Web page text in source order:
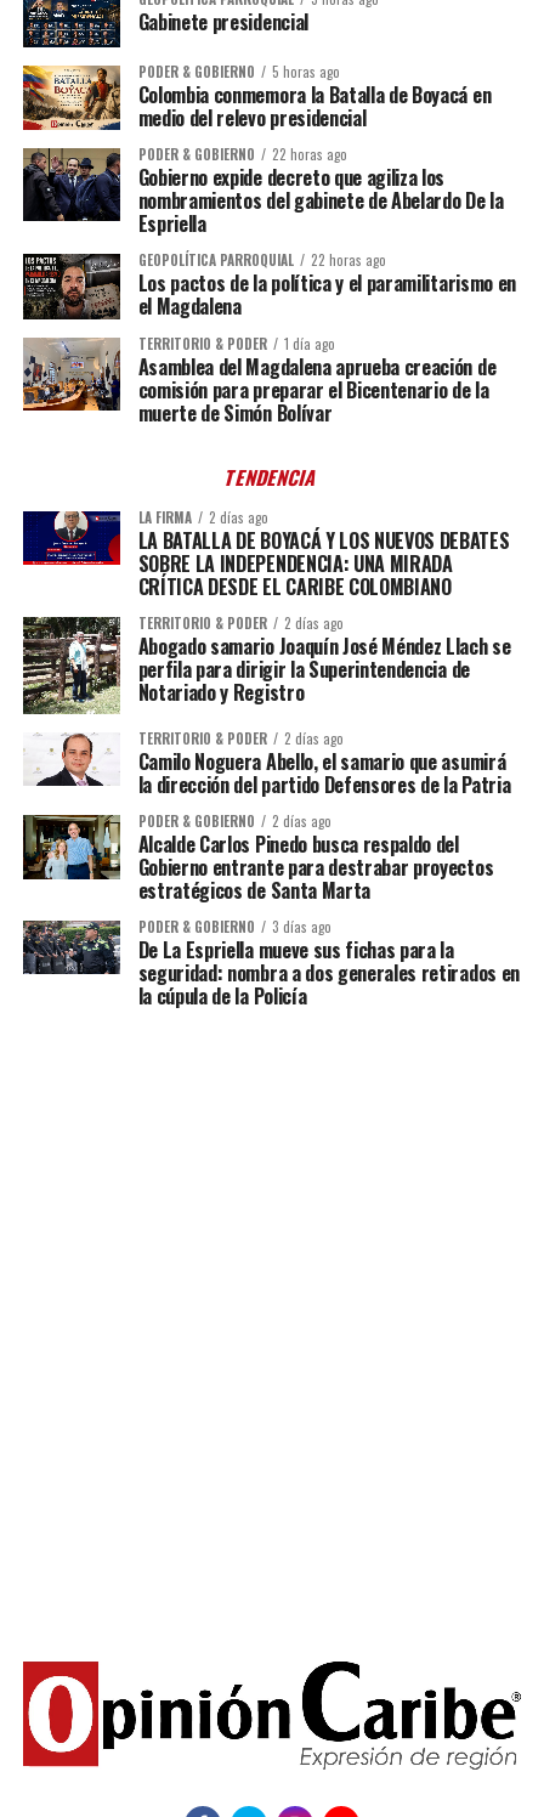
Gabinete presidencial
PODER & GOBIERNO 5 horas ago
Colombia conmemora la Batalla de Boyacá en
medio del relevo presidencial
PODER & GOBIERNO 22 horas ago
Gobierno expide decreto que agiliza los
nombramientos del gabinete de Abelardo De la
Espriella
GEOPOLÍTICA PARROQUIAL 22 horas ago
Los pactos de la política y el paramilitarismo en
el Magdalena
TERRITORIO & PODER 1 día ago
Asamblea del Magdalena aprueba creación de
comisión para preparar el Bicentenario de la
muerte de Simón Bolívar
TENDENCIA
LA FIRMA 2 días ago
LA BATALLA DE BOYACÁ Y LOS NUEVOS DEBATES
SOBRE LA INDEPENDENCIA: UNA MIRADA
CRÍTICA DESDE EL CARIBE COLOMBIANO
TERRITORIO & PODER 2 días ago
Abogado samario Joaquín José Méndez Llach se
perfila para dirigir la Superintendencia de
Notariado y Registro
TERRITORIO & PODER 2 días ago
Camilo Noguera Abello, el samario que asumirá
la dirección del partido Defensores de la Patria
PODER & GOBIERNO 2 días ago
Alcalde Carlos Pinedo busca respaldo del
Gobierno entrante para destrabar proyectos
estratégicos de Santa Marta
PODER & GOBIERNO 3 días ago
De La Espriella mueve sus fichas para la
seguridad: nombra a dos generales retirados en
la cúpula de la Policía